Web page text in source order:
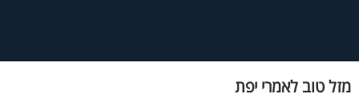
מזל טוב לאמרי יפת